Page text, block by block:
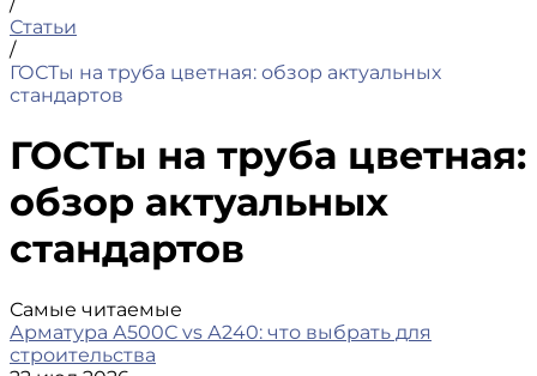
Статьи
/
ГОСТы на труба цветная: обзор актуальных
стандартов
ГОСТы на труба цветная:
обзор актуальных
стандартов
Самые читаемые
Арматура А500С vs А240: что выбрать для
строительства